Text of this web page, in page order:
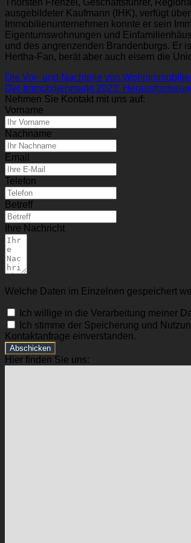
ausgebildeter Kaufmann (IHK), verfügt
Immobilienunternehmen konnte er sein
Eigentumswohnungen und
und des angrenzenden Brandenburgs. Er
Hertha-Fan, berät aber auch eisern die
Die Vor- und Nachteile von
Der Immobilienmarkt 2023:
Nehmen Sie Kontakt mit uns auf:
Vorname
Nachname
Email
Telefon
Betreff
Ihre Nachricht
Welche Daten im Einzelnen gespeichert
Ich willige in die Verarbeitung meiner
Ich stimme der Speicherung und
Kontaktanfrage einverstanden.
Abschicken
Hier finden Sie uns: